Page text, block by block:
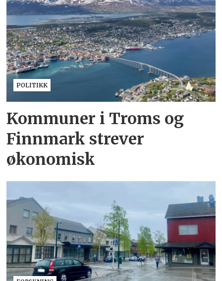
POLITIKK
Kommuner i Troms og
Finnmark strever
økonomisk